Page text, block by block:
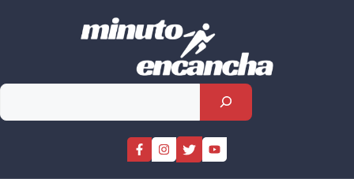
Rechercher